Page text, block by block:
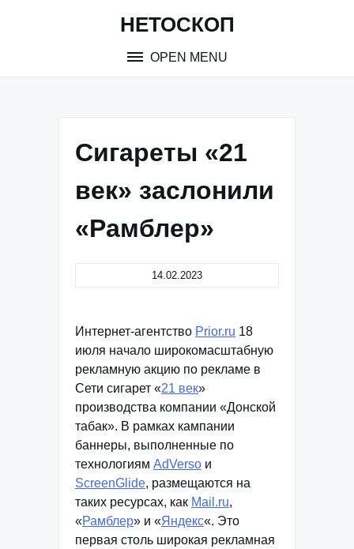
НЕТОСКОП
OPEN MENU
Сигареты «21
век» заслонили
«Рамблер»
14.02.2023
Интернет-агентство Prior.ru 18
июля начало широкомасштабную
рекламную акцию по рекламе в
Сети сигарет «21 век»
производства компании «Донской
табак». В рамках кампании
баннеры, выполненные по
технологиям AdVerso и
ScreenGlide, размещаются на
таких ресурсах, как Mail.ru,
«Рамблер» и «Яндекс«. Это
первая столь широкая рекламная